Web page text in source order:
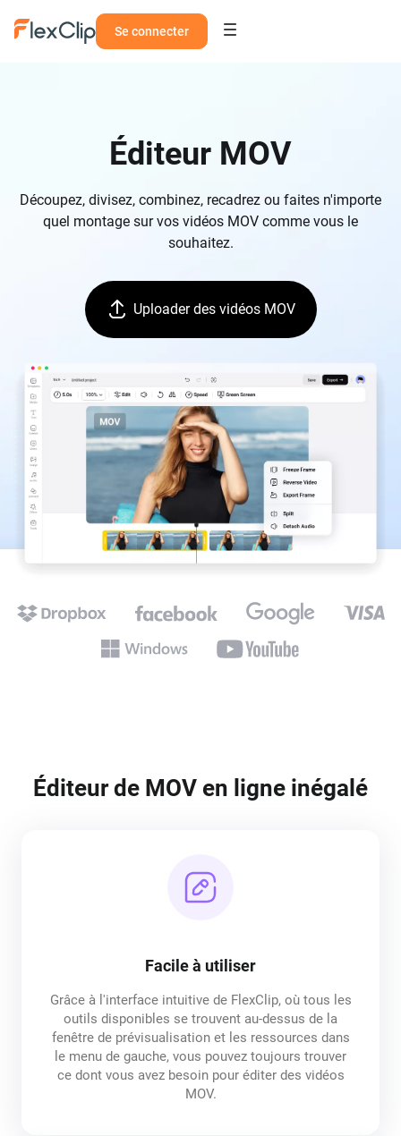
Se connecter
Éditeur MOV
Découpez, divisez, combinez, recadrez ou faites n'importe
quel montage sur vos vidéos MOV comme vous le
souhaitez.
Uploader des vidéos MOV
Éditeur de MOV en ligne inégalé
Facile à utiliser
Grâce à l'interface intuitive de FlexClip, où tous les
outils disponibles se trouvent au-dessus de la
fenêtre de prévisualisation et les ressources dans
le menu de gauche, vous pouvez toujours trouver
ce dont vous avez besoin pour éditer des vidéos
MOV.